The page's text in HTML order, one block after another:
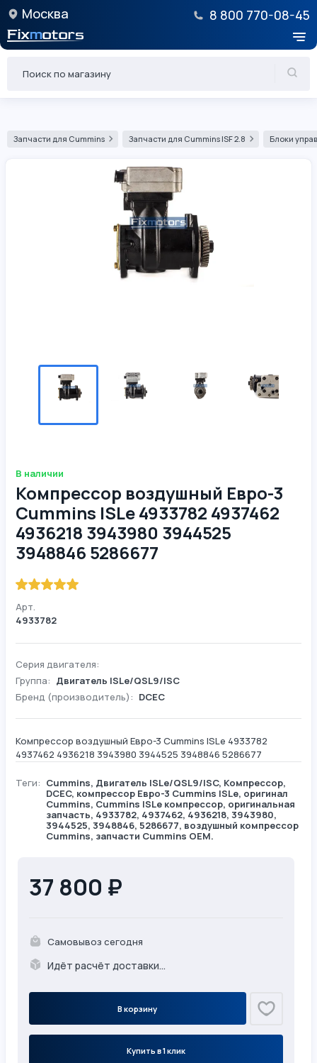
Москва 8 800 770-08-45
Запчасти для Cummins Запчасти для Cummins ISF 2.8 Блоки
В наличии
Компрессор воздушный Евро-3
Cummins ISLe 4933782 4937462
4936218 3943980 3944525
3948846 5286677
Арт.
4933782
Серия двигателя:
Группа: Двигатель ISLe/QSL9/ISC
Бренд (производитель): DCEC
Компрессор воздушный Евро-3 Cummins ISLe 4933782
4937462 4936218 3943980 3944525 3948846 5286677
Теги: Cummins, Двигатель ISLe/QSL9/ISC, Компрессор,
DCEC, компрессор Евро-3 Cummins ISLe, оригинал
Cummins, Cummins ISLe компрессор, оригинальная
запчасть, 4933782, 4937462, 4936218, 3943980,
3944525, 3948846, 5286677, воздушный компрессор
Cummins, запчасти Cummins OEM.
37 800 ₽
Самовывоз сегодня
Идёт расчёт доставки...
В корзину
Купить в 1 клик